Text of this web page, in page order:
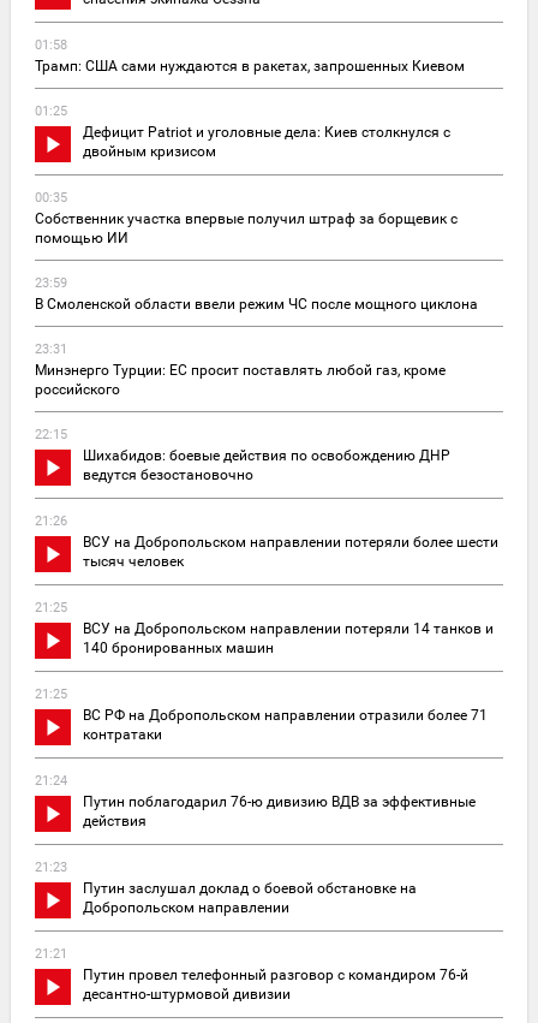
01:58
Трамп: США сами нуждаются в ракетах, запрошенных Киевом
01:25
Дефицит Patriot и уголовные дела: Киев столкнулся с
двойным кризисом
00:35
Собственник участка впервые получил штраф за борщевик с
помощью ИИ
23:59
В Смоленской области ввели режим ЧС после мощного циклона
23:31
Минэнерго Турции: ЕС просит поставлять любой газ, кроме
российского
22:15
Шихабидов: боевые действия по освобождению ДНР
ведутся безостановочно
21:26
ВСУ на Добропольском направлении потеряли более шести
тысяч человек
21:25
ВСУ на Добропольском направлении потеряли 14 танков и
140 бронированных машин
21:25
ВС РФ на Добропольском направлении отразили более 71
контратаки
21:24
Путин поблагодарил 76-ю дивизию ВДВ за эффективные
действия
21:23
Путин заслушал доклад о боевой обстановке на
Добропольском направлении
21:21
Путин провел телефонный разговор с командиром 76-й
десантно-штурмовой дивизии